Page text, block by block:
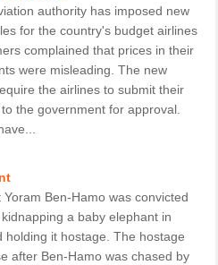
authority has imposed new
for the country's budget airlines
complained that prices in their
were misleading. The new
the airlines to submit their
the government for approval.
Yoram Ben-Hamo was convicted
a baby elephant in
holding it hostage. The hostage
after Ben-Hamo was chased by